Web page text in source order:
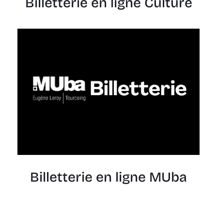
Billetterie en ligne MUba